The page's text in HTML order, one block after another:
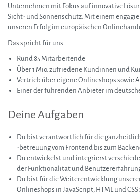
Unternehmen mit Fokus auf innovative
Sicht- und Sonnenschutz. Mit einem
unseren Erfolg im europäischen
Das spricht für uns:
Rund 85 Mitarbeitende
Über 1 Mio. zufriedene Kundinnen und
Vertrieb über eigene Onlineshops sowie
Einer der führenden Anbieter im
Deine Aufgaben
Du bist verantwortlich für die
-betreuung vom Frontend bis zum
Du entwickelst und integrierst
der Funktionalität und
Du bist für die Weiterentwicklung
Onlineshops in JavaScript, HTML und